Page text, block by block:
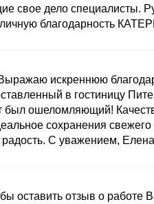
свое дело специалисты.
благодарность
искреннюю
в гостиницу
ошеломляющий!
сохранения
С уважением,
оставить отзыв о работе